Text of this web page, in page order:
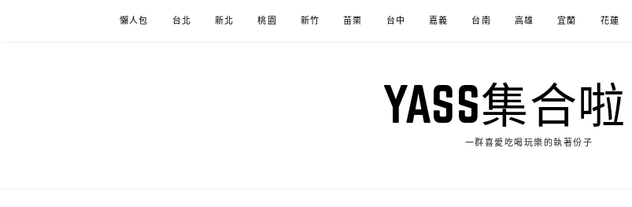
懶人包 台北 新北 桃園 新竹 苗栗 台中 嘉義 台南 高雄 宜蘭 花蓮
YASS集合啦
一群喜愛吃喝玩樂的執著份子